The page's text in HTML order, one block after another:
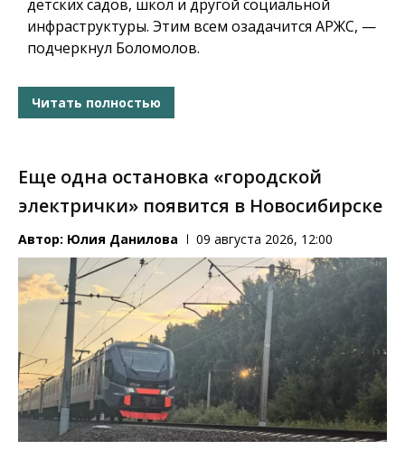
детских садов, школ и другой социальной
инфраструктуры. Этим всем озадачится АРЖС, —
подчеркнул Боломолов.
Читать полностью
Еще одна остановка «городской
электрички» появится в Новосибирске
Автор: Юлия Данилова 09 августа 2026, 12:00